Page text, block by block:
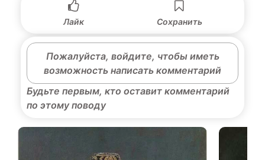
Лайк Сохранить
Пожалуйста, войдите, чтобы иметь
возможность написать комментарий
Будьте первым, кто оставит комментарий
по этому поводу